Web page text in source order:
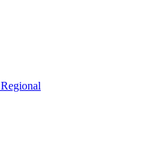
Regional